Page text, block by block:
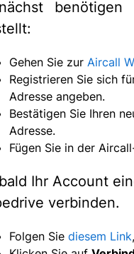
Gehen Sie zur Aircall
Registrieren Sie sich
Adresse angeben.
Bestätigen Sie Ihren
Adresse.
Fügen Sie in der
Ihr Account
verbinden.
Folgen Sie diesem Link